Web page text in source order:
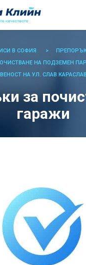
В СОФИЯ
НА ПОДЗЕМЕН
НА УЛ. СЛАВ
за
гаражи